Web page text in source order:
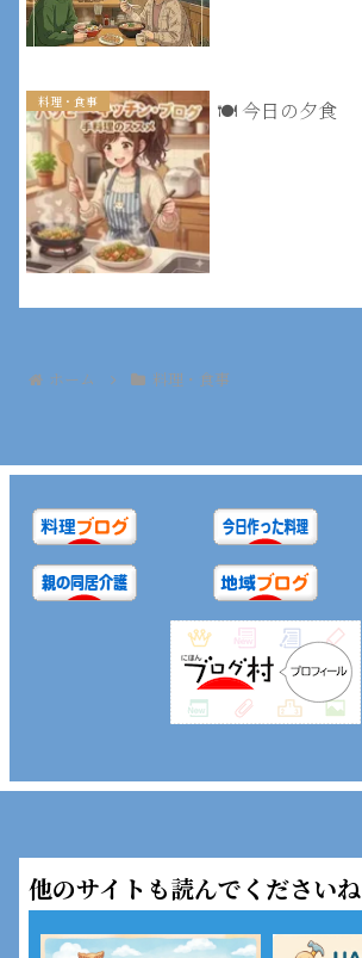
料理・食事 🍽️ 今日の夕食
ホーム 料理・食事
他のサイトも読んでくださいね